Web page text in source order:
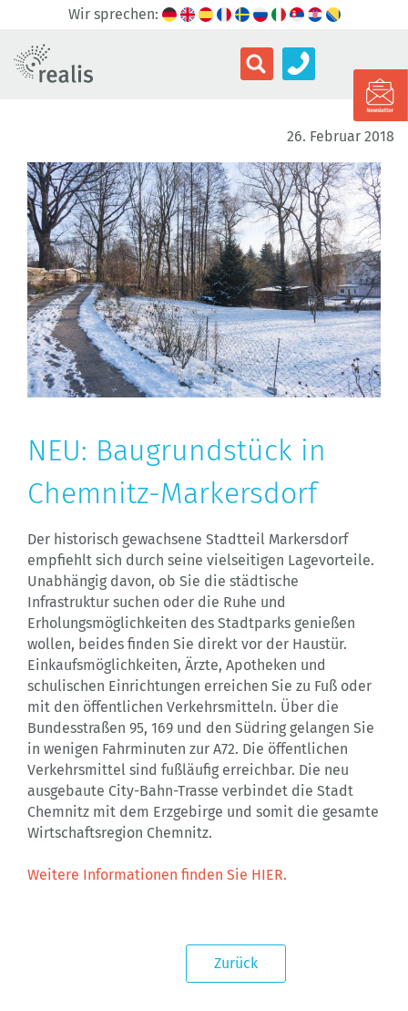
Wir sprechen:
26. Februar 2018
NEU: Baugrundstück in
Chemnitz-Markersdorf
Der historisch gewachsene Stadtteil Markersdorf
empfiehlt sich durch seine vielseitigen Lagevorteile.
Unabhängig davon, ob Sie die städtische
Infrastruktur suchen oder die Ruhe und
Erholungsmöglichkeiten des Stadtparks genießen
wollen, beides finden Sie direkt vor der Haustür.
Einkaufsmöglichkeiten, Ärzte, Apotheken und
schulischen Einrichtungen erreichen Sie zu Fuß oder
mit den öffentlichen Verkehrsmitteln. Über die
Bundesstraßen 95, 169 und den Südring gelangen Sie
in wenigen Fahrminuten zur A72. Die öffentlichen
Verkehrsmittel sind fußläufig erreichbar. Die neu
ausgebaute City-Bahn-Trasse verbindet die Stadt
Chemnitz mit dem Erzgebirge und somit die gesamte
Wirtschaftsregion Chemnitz.
Weitere Informationen finden Sie HIER.
Zurück